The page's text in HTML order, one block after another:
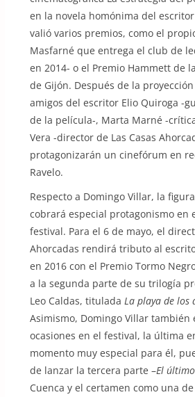
en la novela homónima del
valió varios premios, como el
Masfarné que entrega el club de
en 2014- o el Premio Hammett de
de Gijón. Después de la
amigos del escritor Elio Quiroga -
de la película-, Marta Marné -
Vera -director de Las Casas
protagonizarán un cinefórum en
Ravelo.
Respecto a Domingo Villar, la
cobrará especial protagonismo en
festival. Para el 6 de mayo, el
Ahorcadas rendirá tributo al
en 2016 con el Premio Tormo
a la segunda parte de su trilogía
Leo Caldas, titulada La playa de los
Asimismo, Domingo Villar también
ocasiones en el festival, la última
momento muy especial para él,
de lanzar la tercera parte –El
Cuenca y el certamen como una